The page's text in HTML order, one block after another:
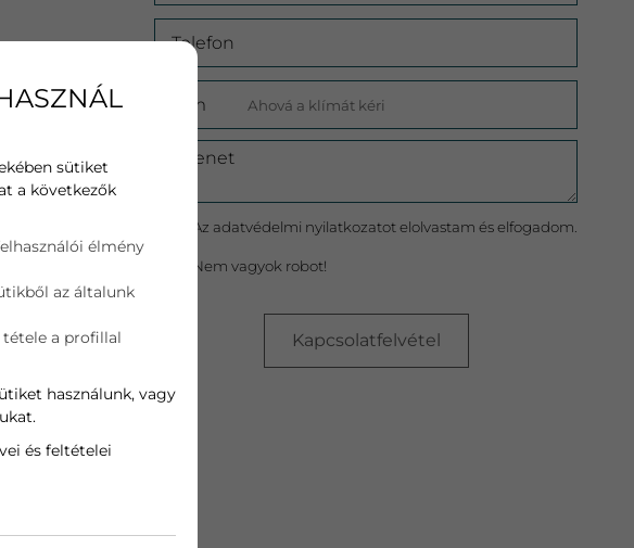
Telefon
Cím
Üzenet
Az adatvédelmi nyilatkozatot elolvastam és elfogadom.
Nem vagyok robot!
Kapcsolatfelvétel
sütiket
a következők
élmény
az általunk
a profillal
használunk, vagy
és feltételei